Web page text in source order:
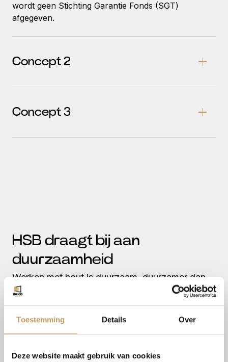
Toestemming Details Over
Deze website maakt gebruik van cookies
wordt geen Stichting Garantie Fonds (SGT)
afgegeven.
Concept 2
Concept 3
HSB draagt bij aan
duurzaamheid
Werken met hout is duurzaam, duurzamer dan
traditionele bouwmethoden. Bovendien kan
resulteert in een hoge-efficiëntie van de
karakter.